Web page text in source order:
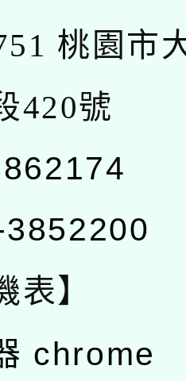
桃園市
420號
表】
chrome